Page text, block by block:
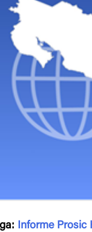
Informe Prosic